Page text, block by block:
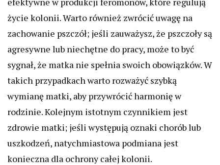
życie kolonii. Warto również zwrócić uwagę na
zachowanie pszczół; jeśli zauważysz, że pszczoły są
agresywne lub niechętne do pracy, może to być
sygnał, że matka nie spełnia swoich obowiązków. W
takich przypadkach warto rozważyć szybką
wymianę matki, aby przywrócić harmonię w
rodzinie. Kolejnym istotnym czynnikiem jest
zdrowie matki; jeśli występują oznaki chorób lub
uszkodzeń, natychmiastowa podmiana jest
konieczna dla ochrony całej kolonii.